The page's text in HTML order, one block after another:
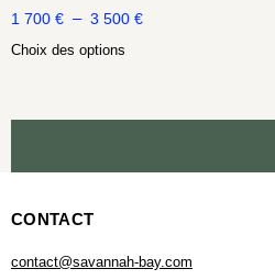
1 700 € – 3 500 €
Choix des options
CONTACT
contact@savannah-bay.com